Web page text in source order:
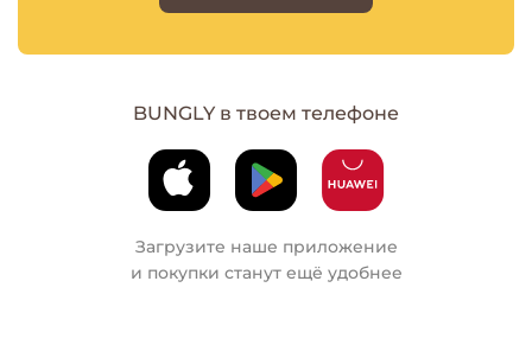
BUNGLY в твоем телефоне
Загрузите наше приложение
и покупки станут ещё удобнее